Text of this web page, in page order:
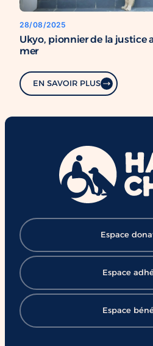
28/08/2025
Ukyo, pionnier de la justice
mer
EN SAVOIR PLUS
Espace
Espace
Espace